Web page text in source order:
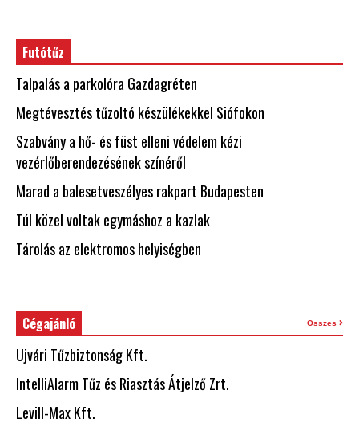
Futótűz
Talpalás a parkolóra Gazdagréten
Megtévesztés tűzoltó készülékekkel Siófokon
Szabvány a hő- és füst elleni védelem kézi
vezérlőberendezésének színéről
Marad a balesetveszélyes rakpart Budapesten
Túl közel voltak egymáshoz a kazlak
Tárolás az elektromos helyiségben
Cégajánló Összes
Ujvári Tűzbiztonság Kft.
IntelliAlarm Tűz és Riasztás Átjelző Zrt.
Levill-Max Kft.